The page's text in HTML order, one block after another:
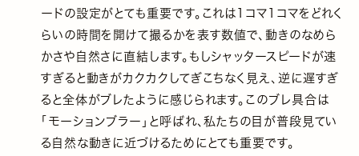
ードの設定がとても重要です。これは1コマ1コマをどれく
らいの時間を開けて撮るかを表す数値で、動きのなめら
かさや自然さに直結します。もしシャッタースピードが速
すぎると動きがカクカクしてぎこちなく見え、逆に遅すぎ
ると全体がブレたように感じられます。このブレ具合は
「モーションブラー」と呼ばれ、私たちの目が普段見てい
る自然な動きに近づけるためにとても重要です。